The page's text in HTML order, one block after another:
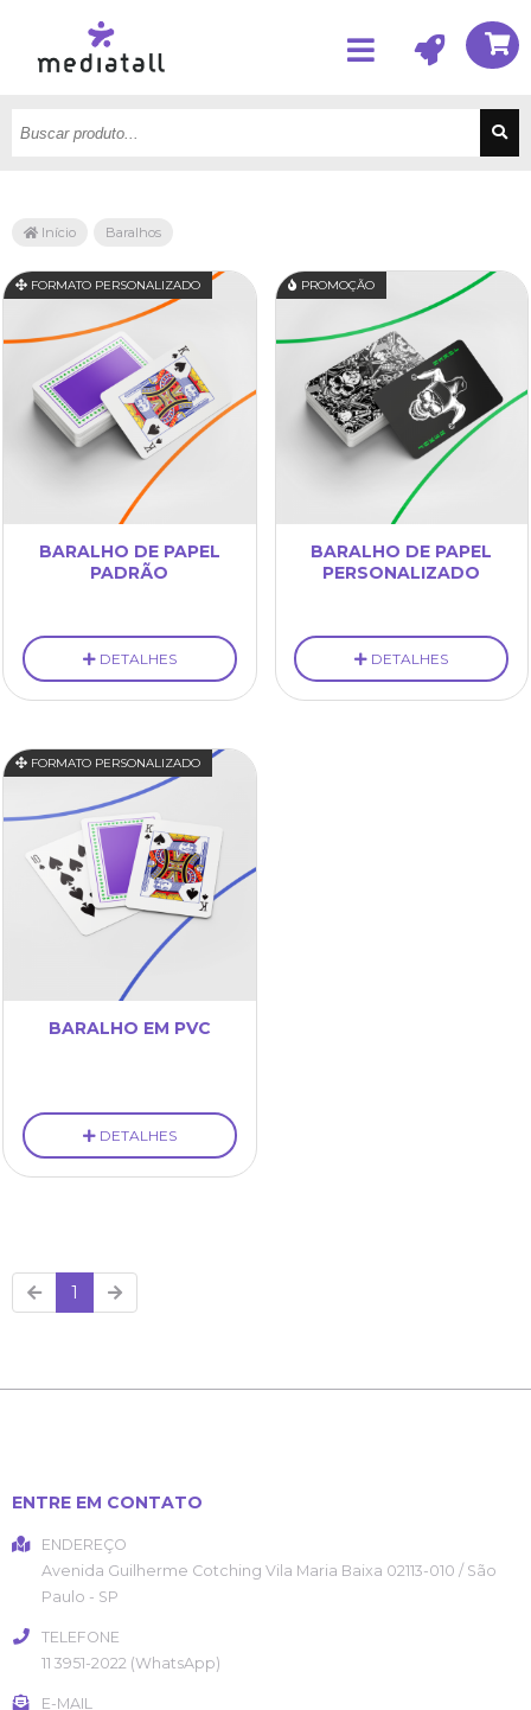
Início Baralhos
FORMATO PERSONALIZADO
BARALHO DE PAPEL
PADRÃO
DETALHES
PROMOÇÃO
BARALHO DE PAPEL
PERSONALIZADO
DETALHES
FORMATO PERSONALIZADO
BARALHO EM PVC
DETALHES
1
ENTRE EM CONTATO
ENDEREÇO
Avenida Guilherme Cotching Vila Maria Baixa 02113-010 / São
Paulo - SP
TELEFONE
11 3951-2022 (WhatsApp)
E-MAIL